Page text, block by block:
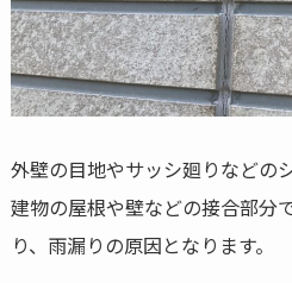
外壁の目地やサッシ廻りなどの
建物の屋根や壁などの接合部分
り、雨漏りの原因となります。